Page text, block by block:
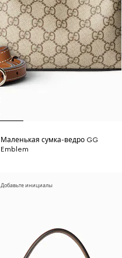
Маленькая сумка-ведро GG
Emblem
Добавьте инициалы